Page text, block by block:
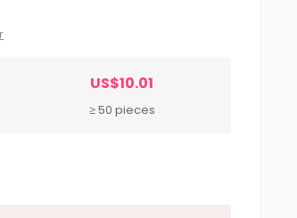
US$10.01
≥ 50 pieces